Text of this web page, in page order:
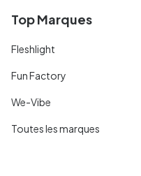
Top Marques
Fleshlight
Fun Factory
We-Vibe
Toutes les marques